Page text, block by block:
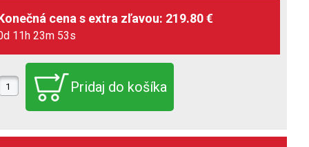
11h 23m 51s